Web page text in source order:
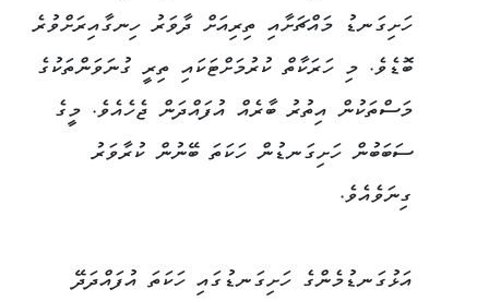
ހަށިގަނޑު މައްޗަށާއި ތިރިއަށް ދާވަރު ހިނގާއިރަށްވުރެ
ބޮޑެވެ. މި ހަރަކާތް ކުރުމަށްޓަކައި ތިރީ ގުނަވަންތަކުގެ
މަސްތަކުން އިތުރު ބާރެއް އުފައްދަން ޖެހެއެވެ. މީގެ
ސަބަބުން ހަށިގަނޑުން ހަކަތަ ބޭނުން ކުރާވަރު
ގިނަވެއެވެ.
އަޅުގަނޑުމެންގެ ހަށިގަނޑުގައި ހަކަތަ އުފައްދަދޭ